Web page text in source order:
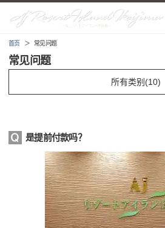
首页 常见问题
常见问题
是提前付款吗？